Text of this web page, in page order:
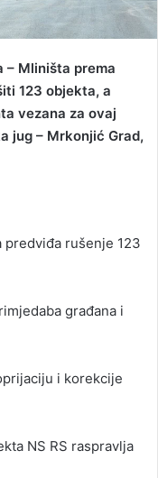
– Mliništa prema
123 objekta, a
vezana za ovaj
jug – Mrkonjić Grad,
predviđa rušenje 123
građana i
i korekcije
NS RS raspravlja